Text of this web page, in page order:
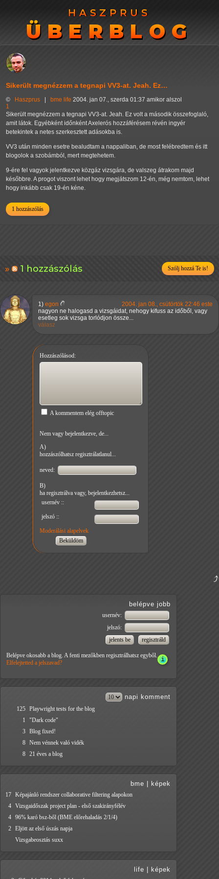
HASZPRUS
ÜBERBLOG
HASZPRUS
ÜBERBLOG
Sikerült megnézzem a tegnapi VV3-at. Jeah. Ez…
© Haszprus bme life 2004. jan 07., szerda 01:37 amikor alszol
1
Sikerült megnézzem a tegnapi VV3-at. Jeah. Ez volt a második összefoglaló,
amit látok. Egyébként időnként Axelerós hozzáférésem révén ingyér
betekintek a netes szerkesztett adásokba is.
VV3 után minden esetre bealudtam a nappaliban, de most felébredtem és itt
blogolok a szobámból, mert megtehetem.
9-ére fel vagyok jelentkezve közgáz vizsgára, de valszeg átrakom majd
későbbre. A progot viszont lehet hogy megjátszom 12-én, még nemtom, lehet
hogy inkább csak 19-én kéne.
1 hozzászólás
1 hozzászólás Szólj hozzá Te is!
1) egon
2004. jan 08., csütörtök 22:46 este
nagyon ne halogasd a vizsgáidat, nehogy kifuss az időből, vagy
esetleg sok vizsga torlódjon össze...
válasz
Hozzászólásod:
A kommentem elég offtopic
Nem vagy bejelentkezve, de...
A)
hozzászólhatsz regisztrálatlanul...
neved:
B)
ha regisztrálva vagy, bejelentkezhetsz...
usernév ::
jelszó ::
Moderálási alapelvek
belépve jobb
usernév:
jelszó:
Belépve okosabb a blog. A fenti mezőkben regisztrálhatsz egyből.
Elfelejtetted a jelszavad?
napi komment
125 Playwright tests for the blog
1
"Dark code"
3 Blog fixed!
8 Nem vénnek való vidék
8 21 éves a blog
bme képek
17 Képajánló rendszer collaborative filtering alapokon
4 Vizsgaidőszak project plan - első szakirányfélév
4 96% karó bsz-ből (BME előrehaladás 2/1/4)
2 Eljött az első úszás napja
Vizsgabeosztás suxx
life képek